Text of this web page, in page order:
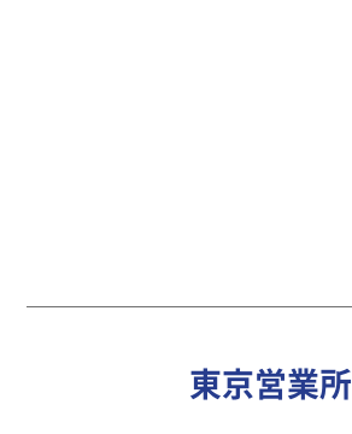
東京営業所